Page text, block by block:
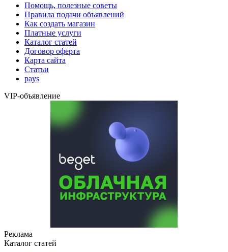
Помощь, полезные советы
Правила подачи объявлений
Как создать магазин
Платные услуги
Каталог статей
Договор оферта
Карта сайта
Статьи
pays
VIP-объявление
Реклама
Каталог статей